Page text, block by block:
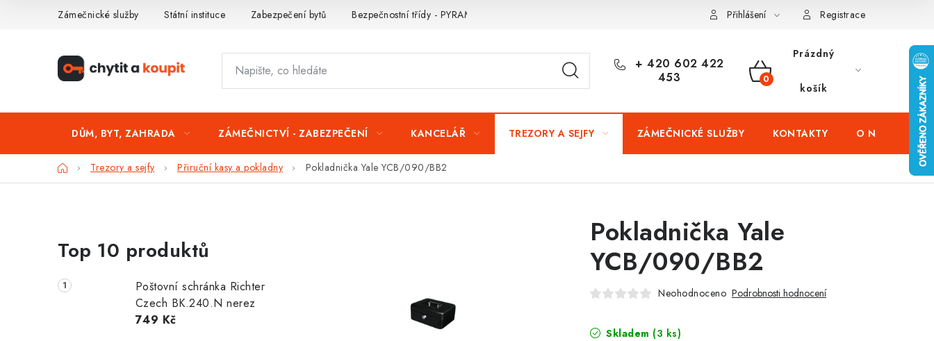
Zámečnické služby Státní instituce Zabezpečení bytů Bezpečnostní třídy - PYRAMIDA BEZPEČNOSTI Zabezpečení firem (administrativních budov) a
Přihlášení Registrace
+ 420 602 422
453
NÁKUPNÍ
Prázdný
košík
DŮM, BYT, ZAHRADA ZÁMEČNICTVÍ - ZABEZPEČENÍ KANCELÁŘ TREZORY A SEJFY ZÁMEČNICKÉ SLUŽBY KONTAKTY O NÁS
DomůTrezory a sejfy Přiruční kasy a pokladny Pokladnička Yale YCB/090/BB2
o
s
Top 10 produktů
Poštovní schránka Richter
Czech BK.240.N nerez
749 Kč
Pokladnička Yale
YCB/090/BB2
Neohodnoceno Podrobnosti hodnocení
Skladem (3 ks)